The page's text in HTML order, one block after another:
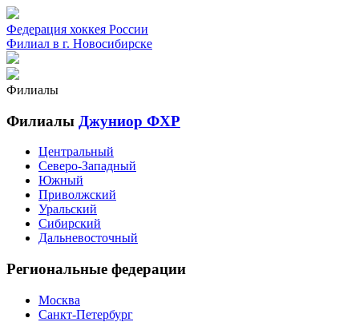
Федерация хоккея России
Филиал в г. Новосибирске
Филиалы
Филиалы Джуниор ФХР
Центральный
Северо-Западный
Южный
Приволжский
Уральский
Сибирский
Дальневосточный
Региональные федерации
Москва
Санкт-Петербург